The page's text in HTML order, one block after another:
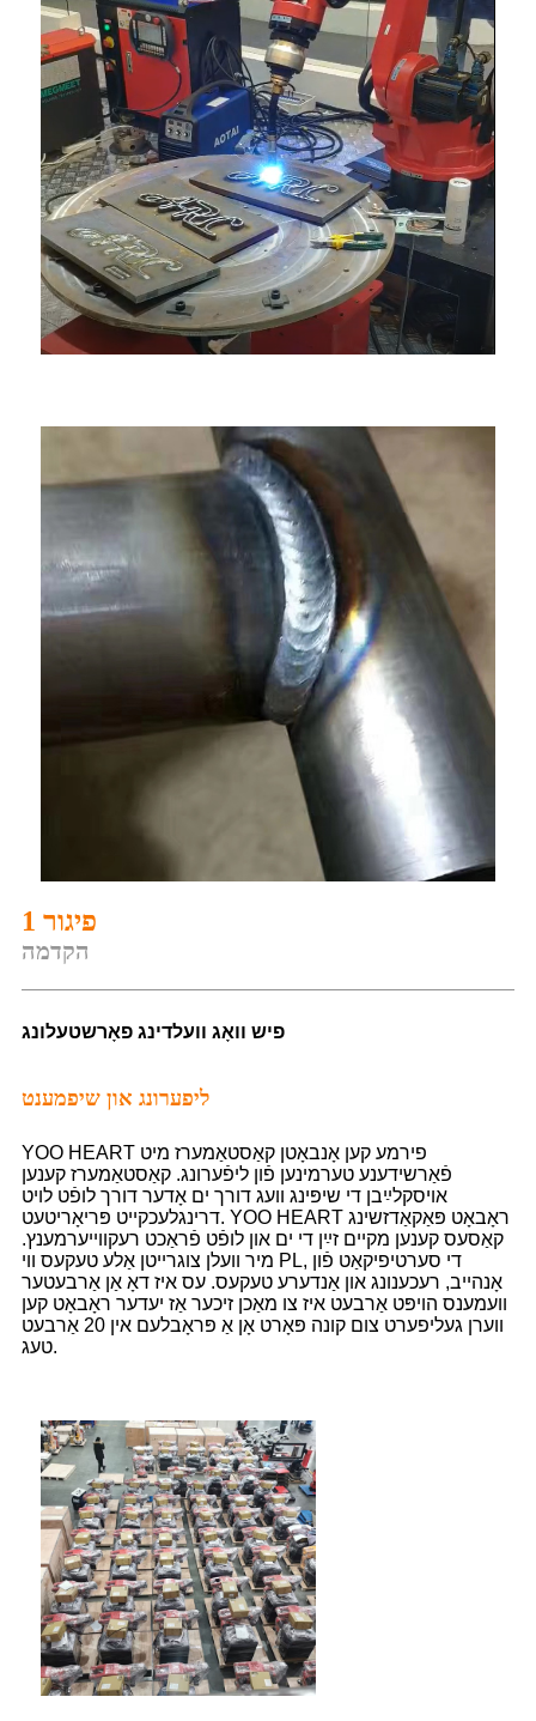
פיגור 1
הקדמה
פיש וואָג וועלדינג פאָרשטעלונג
ליפערונג און שיפמענט
YOO HEART פירמע קען אָנבאָטן קאַסטאַמערז מיט
פֿאַרשידענע טערמינען פֿון ליפֿערונג. קאַסטאַמערז קענען
אויסקלײַבן די שיפּינג וועג דורך ים אָדער דורך לופֿט לויט
דרינגלעכקייט פּריאָריטעט. YOO HEART ראָבאָט פּאַקאַדזשינג
קאַסעס קענען מקיים זײַן די ים און לופֿט פֿראַכט רעקווייערמענץ.
מיר וועלן צוגרייטן אַלע טעקעס ווי PL, די סערטיפיקאַט פֿון
אָנהייב, רעכענונג און אַנדערע טעקעס. עס איז דאָ אַן אַרבעטער
וועמענס הויפּט אַרבעט איז צו מאַכן זיכער אַז יעדער ראָבאָט קען
ווערן געליפערט צום קונה פּאָרט אָן אַ פּראָבלעם אין 20 אַרבעט
טעג.